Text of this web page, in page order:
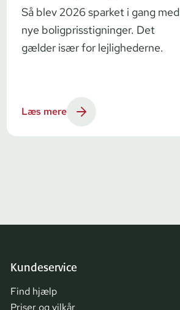
Så blev 2026 sparket i gang med
nye boligprisstigninger. Det
gælder især for lejlighederne.
Læs mere
Kundeservice
Find hjælp
Priser og vilkår